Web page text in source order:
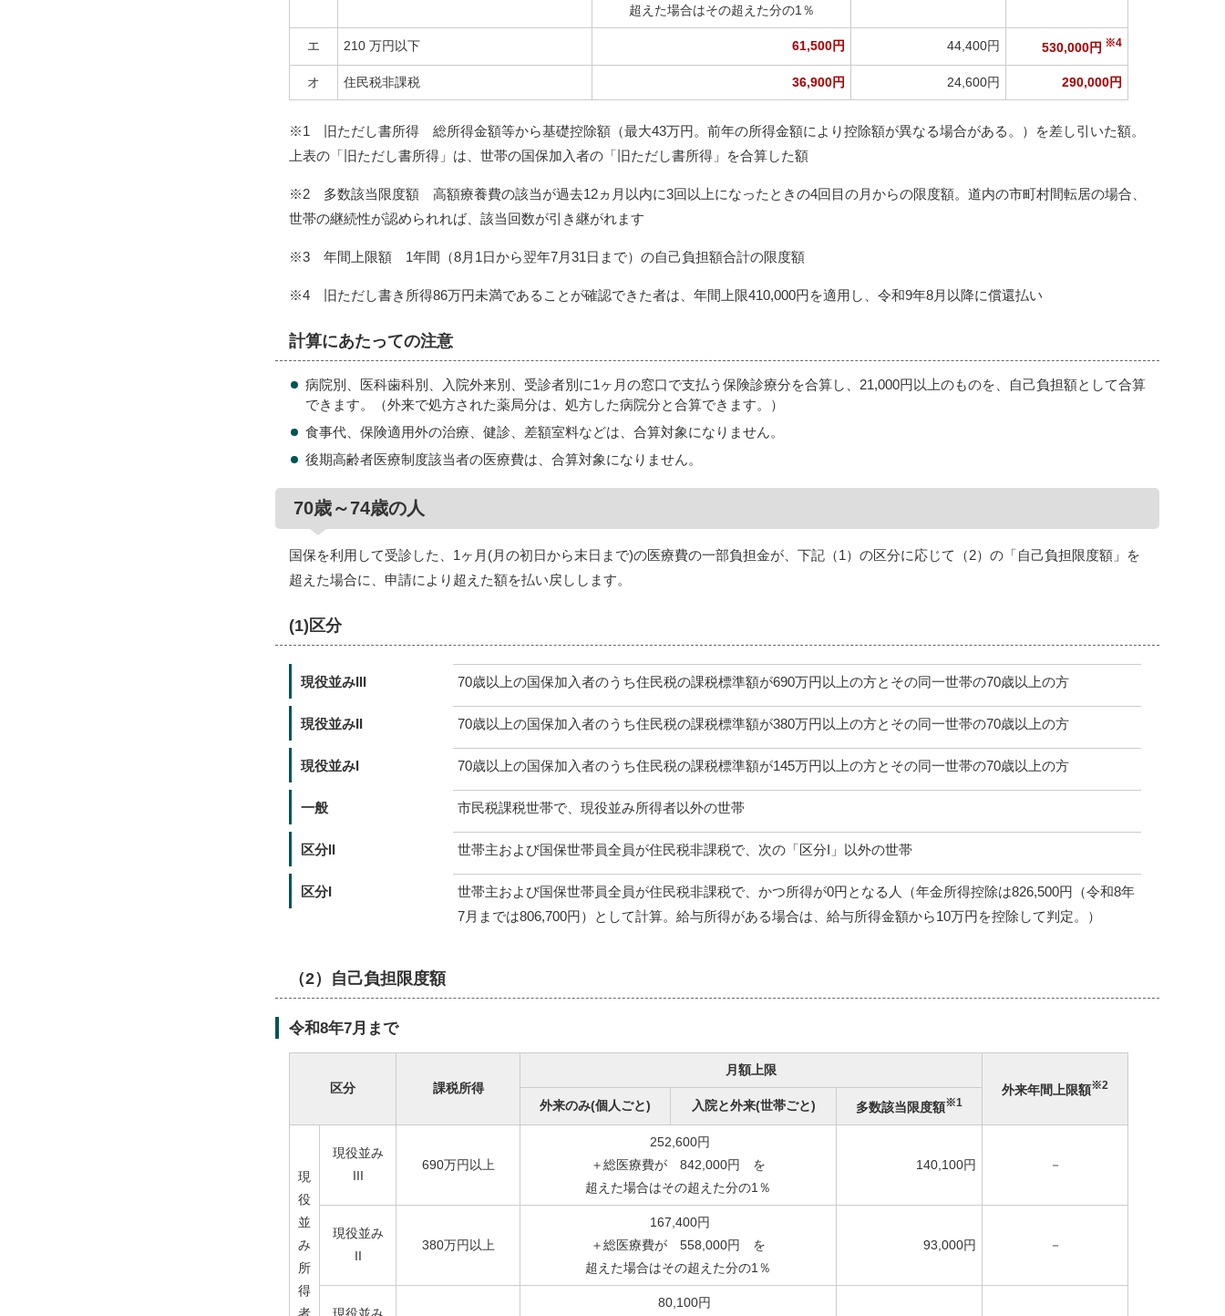
超えた場合はその超えた分の1％
エ 210 万円以下 61,500円 44,400円 530,000円 ※4
オ 住民税非課税 36,900円 24,600円 290,000円
※1 旧ただし書所得 総所得金額等から基礎控除額（最大43万円。前年の所得金額により控除額が異なる場合がある。）を差し引いた額。
上表の「旧ただし書所得」は、世帯の国保加入者の「旧ただし書所得」を合算した額
※2 多数該当限度額 高額療養費の該当が過去12ヵ月以内に3回以上になったときの4回目の月からの限度額。道内の市町村間転居の場合、
世帯の継続性が認められれば、該当回数が引き継がれます
※3 年間上限額 1年間（8月1日から翌年7月31日まで）の自己負担額合計の限度額
※4 旧ただし書き所得86万円未満であることが確認できた者は、年間上限410,000円を適用し、令和9年8月以降に償還払い
計算にあたっての注意
病院別、医科歯科別、入院外来別、受診者別に1ヶ月の窓口で支払う保険診療分を合算し、21,000円以上のものを、自己負担額として合算
できます。（外来で処方された薬局分は、処方した病院分と合算できます。）
食事代、保険適用外の治療、健診、差額室料などは、合算対象になりません。
後期高齢者医療制度該当者の医療費は、合算対象になりません。
70歳～74歳の人
国保を利用して受診した、1ヶ月(月の初日から末日まで)の医療費の一部負担金が、下記（1）の区分に応じて（2）の「自己負担限度額」を
超えた場合に、申請により超えた額を払い戻しします。
(1)区分
現役並みIII 70歳以上の国保加入者のうち住民税の課税標準額が690万円以上の方とその同一世帯の70歳以上の方
現役並みII 70歳以上の国保加入者のうち住民税の課税標準額が380万円以上の方とその同一世帯の70歳以上の方
現役並みI 70歳以上の国保加入者のうち住民税の課税標準額が145万円以上の方とその同一世帯の70歳以上の方
一般 市民税課税世帯で、現役並み所得者以外の世帯
区分II 世帯主および国保世帯員全員が住民税非課税で、次の「区分I」以外の世帯
区分I
世帯主および国保世帯員全員が住民税非課税で、かつ所得が0円となる人（年金所得控除は826,500円（令和8年
7月までは806,700円）として計算。給与所得がある場合は、給与所得金額から10万円を控除して判定。）
（2）自己負担限度額
令和8年7月まで
区分 課税所得
月額上限
外来年間上限額※2
外来のみ(個人ごと) 入院と外来(世帯ごと) 多数該当限度額※1
現
役
並
み
所
得
現役並み
III
690万円以上
252,600円
＋総医療費が 842,000円 を
超えた場合はその超えた分の1％
140,100円 －
現役並み
II
380万円以上
167,400円
＋総医療費が 558,000円 を
超えた場合はその超えた分の1％
93,000円 －
80,100円